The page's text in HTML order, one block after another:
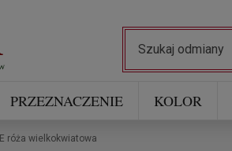
PRZEZNACZENIE KOLOR
róża wielkokwiatowa